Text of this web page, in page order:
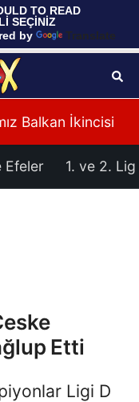
TO READ
SEÇİNİZ
by
Translate
Maçında
Efeler 1. ve 2. Lig
Etti
Ligi D